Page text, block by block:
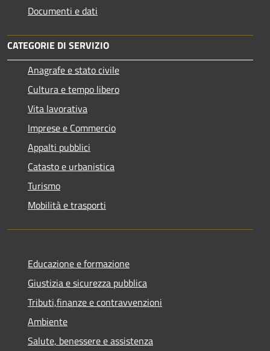
Documenti e dati
CATEGORIE DI SERVIZIO
Anagrafe e stato civile
Cultura e tempo libero
Vita lavorativa
Imprese e Commercio
Appalti pubblici
Catasto e urbanistica
Turismo
Mobilità e trasporti
Educazione e formazione
Giustizia e sicurezza pubblica
Tributi,finanze e contravvenzioni
Ambiente
Salute, benessere e assistenza